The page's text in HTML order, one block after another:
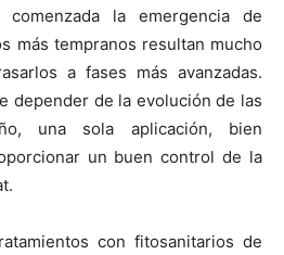
la emergencia de
más tempranos resultan mucho
a fases más avanzadas.
depender de la evolución de las
una sola aplicación, bien
un buen control de la
con fitosanitarios de